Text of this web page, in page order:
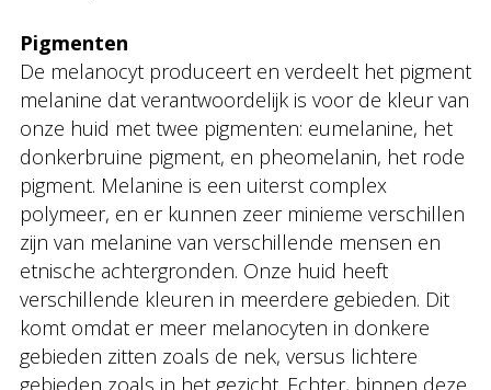
Pigmenten
De melanocyt produceert en verdeelt het pigment
melanine dat verantwoordelijk is voor de kleur van
onze huid met twee pigmenten: eumelanine, het
donkerbruine pigment, en pheomelanin, het rode
pigment. Melanine is een uiterst complex
polymeer, en er kunnen zeer minieme verschillen
zijn van melanine van verschillende mensen en
etnische achtergronden. Onze huid heeft
verschillende kleuren in meerdere gebieden. Dit
komt omdat er meer melanocyten in donkere
gebieden zitten zoals de nek, versus lichtere
gebieden zoals in het gezicht. Echter, binnen deze